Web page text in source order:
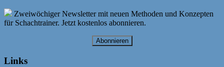
Zweiwöchiger Newsletter mit neuen Methoden und Konzepten
für Schachtrainer. Jetzt kostenlos abonnieren.
Abonnieren
Links